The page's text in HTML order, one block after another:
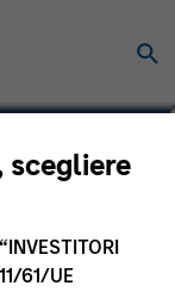
scegliere
61/UE